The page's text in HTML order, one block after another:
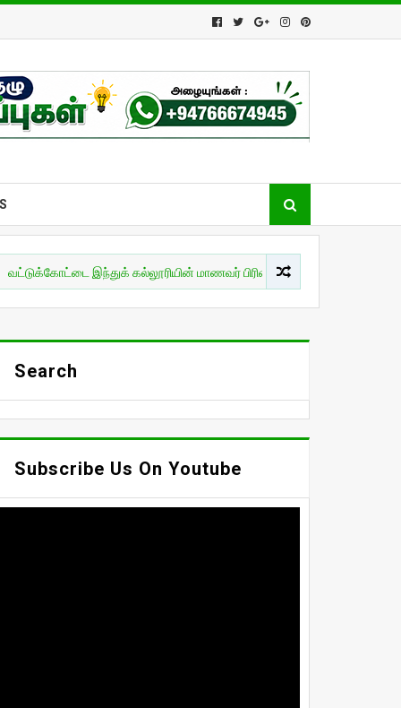
இந்துக் கல்லூரியின் மாணவர் பிரிவுபசார நிகழ்வு!
Search
Subscribe Us On Youtube